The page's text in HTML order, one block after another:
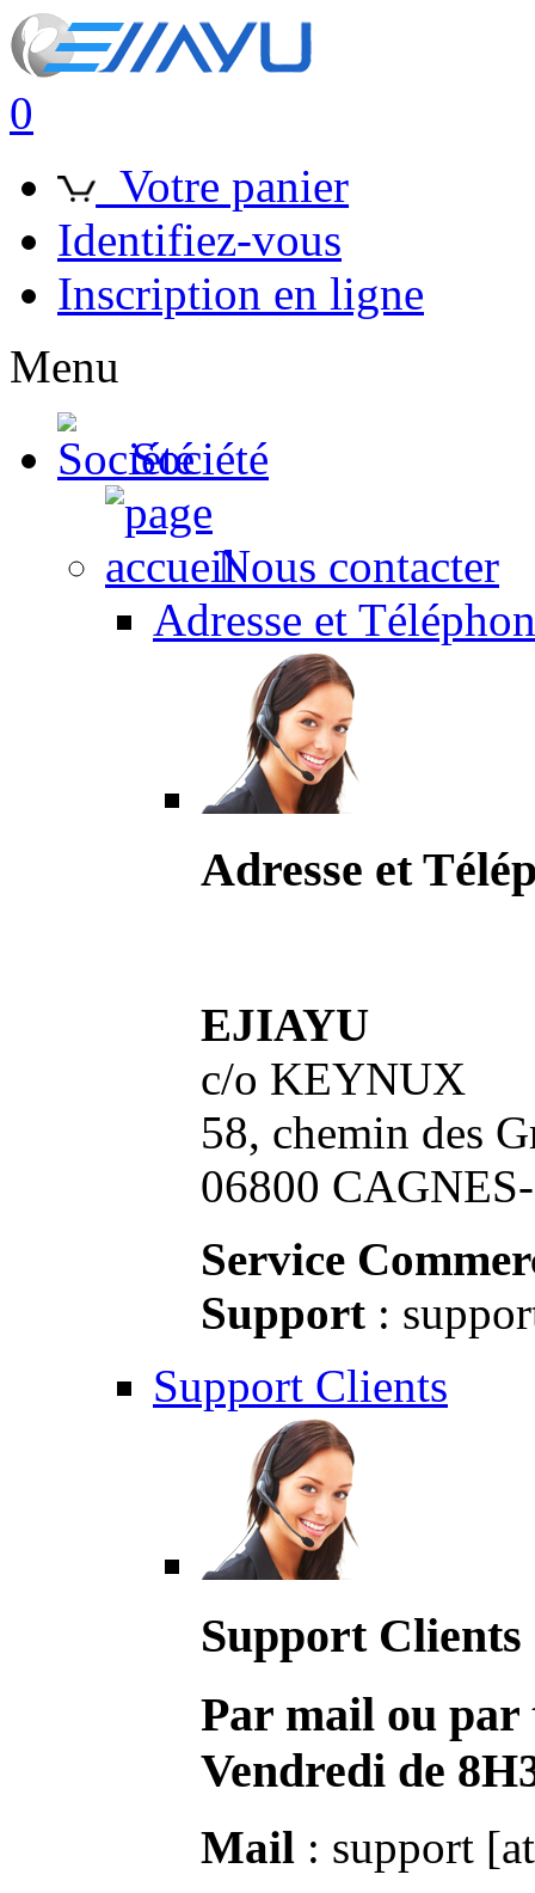
0
Votre panier
Identifiez-vous
Inscription en ligne
Menu
Société
Nous contacter
Adresse et
Adresse et
EJIAYU
c/o KEYNUX
58, chemin des
06800
Service
Support :
Support Clients
Support Clients
Par mail ou par
Vendredi de
Mail : support